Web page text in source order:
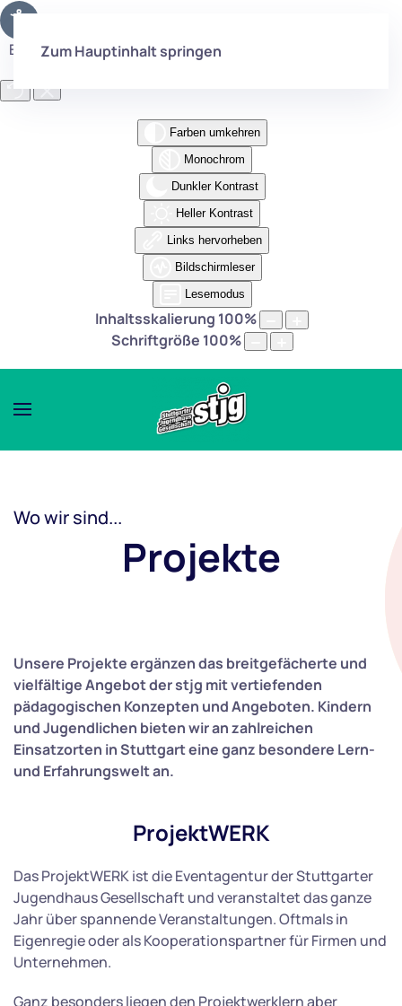
Eingabehilfen öffnen
Farben umkehren
Monochrom
Dunkler Kontrast
Heller Kontrast
Links hervorheben
Bildschirmleser
Lesemodus
Inhaltsskalierung 100%
Schriftgröße 100%
Zum Hauptinhalt springen
Wo wir sind...
Projekte
Unsere Projekte ergänzen das breitgefächerte und
vielfältige Angebot der stjg mit vertiefenden
pädagogischen Konzepten und Angeboten. Kindern
und Jugendlichen bieten wir an zahlreichen
Einsatzorten in Stuttgart eine ganz besondere Lern-
und Erfahrungswelt an.
ProjektWERK
DasProjektWERKist die Eventagentur der Stuttgarter
Jugendhaus Gesellschaft und veranstaltet das ganze
Jahr über spannende Veranstaltungen. Oftmals in
Eigenregie oder als Kooperationspartner für Firmen und
Unternehmen.
Ganz besonders liegen den Projektwerklern aber